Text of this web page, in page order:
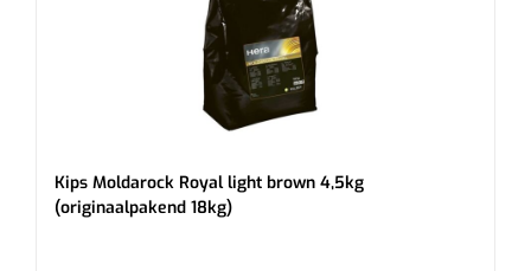
Kips Moldarock Royal light brown 4,5kg
(originaalpakend 18kg)